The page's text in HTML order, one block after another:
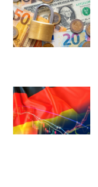
Billede
Billede